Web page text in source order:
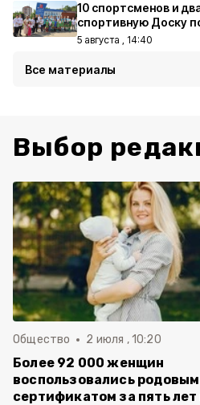
10 спортсменов и
спортивную Доску
5 августа , 14:40
Все материалы
Выбор
Общество 2 июля , 10:20
Более 92 000 женщин
воспользовались родовым
сертификатом за пять лет